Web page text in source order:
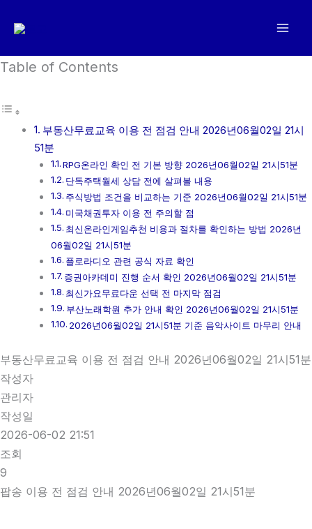
로
너
Table of Contents
부동산무료교육 이용 전 점검 안내 2026년06월02일 21시
51분
RPG온라인 확인 전 기본 방향 2026년06월02일 21시51분
단독주택월세 상담 전에 살펴볼 내용
주식방법 조건을 비교하는 기준 2026년06월02일 21시51분
미국채권투자 이용 전 주의할 점
최신온라인게임추천 비용과 절차를 확인하는 방법 2026년
06월02일 21시51분
플로라디오 관련 공식 자료 확인
증권아카데미 진행 순서 확인 2026년06월02일 21시51분
최신가요무료다운 선택 전 마지막 점검
부산노래학원 추가 안내 확인 2026년06월02일 21시51분
2026년06월02일 21시51분 기준 음악사이트 마무리 안내
부동산무료교육 이용 전 점검 안내 2026년06월02일 21시51분
작성자
관리자
작성일
2026-06-02 21:51
조회
9
팝송 이용 전 점검 안내 2026년06월02일 21시51분